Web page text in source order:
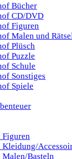
Bücher
CD/DVD
Figuren
Malen und
Plüsch
Puzzle
Schule
Sonstiges
Spiele
Figuren
Kleidung/
Malen/Basteln